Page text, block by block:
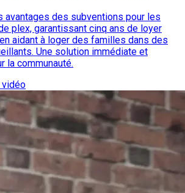
avantages des subventions pour les
plex, garantissant cinq ans de loyer
aidant à loger des familles dans des
Une solution immédiate et
la communauté.
vidéo